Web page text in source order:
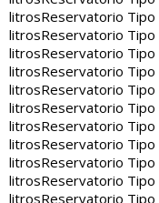
litrosReservatorio Tipo
litrosReservatorio Tipo
litrosReservatorio Tipo
litrosReservatorio Tipo
litrosReservatorio Tipo
litrosReservatorio Tipo
litrosReservatorio Tipo
litrosReservatorio Tipo
litrosReservatorio Tipo
litrosReservatorio Tipo
litrosReservatorio Tipo